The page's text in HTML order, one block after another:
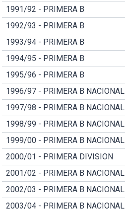
1991/92 - PRIMERA B
1992/93 - PRIMERA B
1993/94 - PRIMERA B
1994/95 - PRIMERA B
1995/96 - PRIMERA B
1996/97 - PRIMERA B NACIONAL
1997/98 - PRIMERA B NACIONAL
1998/99 - PRIMERA B NACIONAL
1999/00 - PRIMERA B NACIONAL
2000/01 - PRIMERA DIVISION
2001/02 - PRIMERA B NACIONAL
2002/03 - PRIMERA B NACIONAL
2003/04 - PRIMERA B NACIONAL